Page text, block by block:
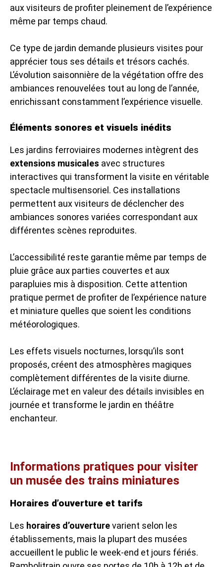
aux visiteurs de profiter pleinement de l’expérience
même par temps chaud.
Ce type de jardin demande plusieurs visites pour
apprécier tous ses détails et trésors cachés.
L’évolution saisonnière de la végétation offre des
ambiances renouvelées tout au long de l’année,
enrichissant constamment l’expérience visuelle.
Éléments sonores et visuels inédits
Les jardins ferroviaires modernes intègrent des
extensions musicales avec structures
interactives qui transforment la visite en véritable
spectacle multisensoriel. Ces installations
permettent aux visiteurs de déclencher des
ambiances sonores variées correspondant aux
différentes scènes reproduites.
L’accessibilité reste garantie même par temps de
pluie grâce aux parties couvertes et aux
parapluies mis à disposition. Cette attention
pratique permet de profiter de l’expérience nature
et miniature quelles que soient les conditions
météorologiques.
Les effets visuels nocturnes, lorsqu’ils sont
proposés, créent des atmosphères magiques
complètement différentes de la visite diurne.
L’éclairage met en valeur des détails invisibles en
journée et transforme le jardin en théâtre
enchanteur.
Informations pratiques pour visiter
un musée des trains miniatures
Horaires d’ouverture et tarifs
Les horaires d’ouverturevarient selon les
établissements, mais la plupart des musées
accueillent le public le week-end et jours fériés.